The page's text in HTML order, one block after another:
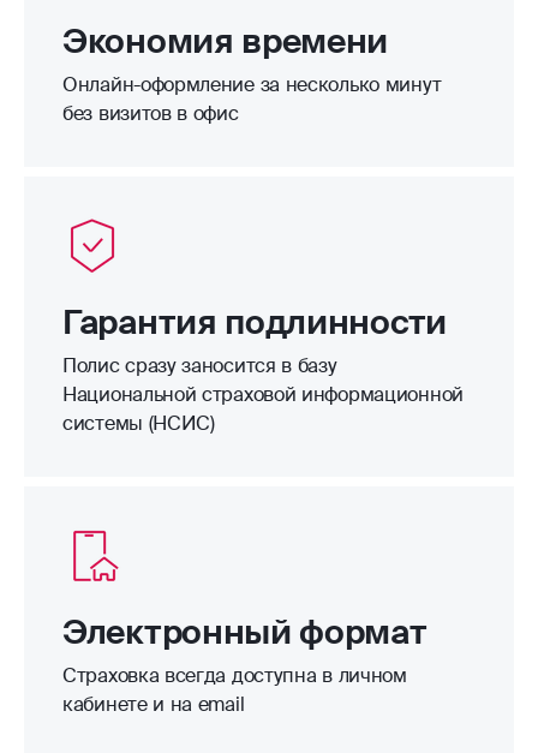
Экономия времени
Онлайн-оформление за несколько минут
без визитов в офис
Гарантия подлинности
Полис сразу заносится в базу
Национальной страховой информационной
системы (НСИС)
Электронный формат
Страховка всегда доступна в личном
кабинете и на email